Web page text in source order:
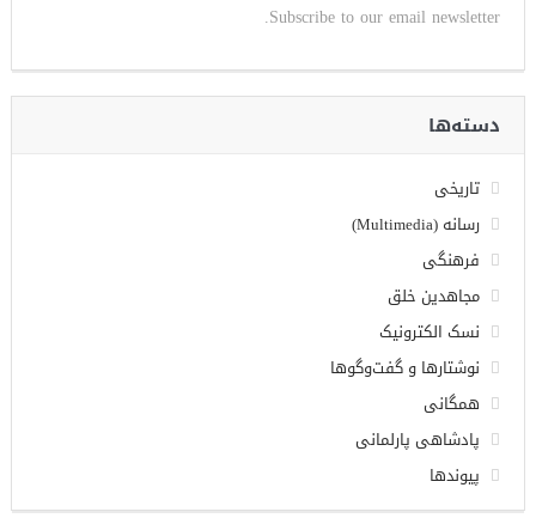
Subscribe to our email newsletter.
دسته‌ها
تاریخی
رسانه (Multimedia)
فرهنگی
مجاهدین خلق
نسک الکترونیک
نوشتارها و گفت‌وگوها
همگانی
پادشاهی پارلمانی
پیوندها